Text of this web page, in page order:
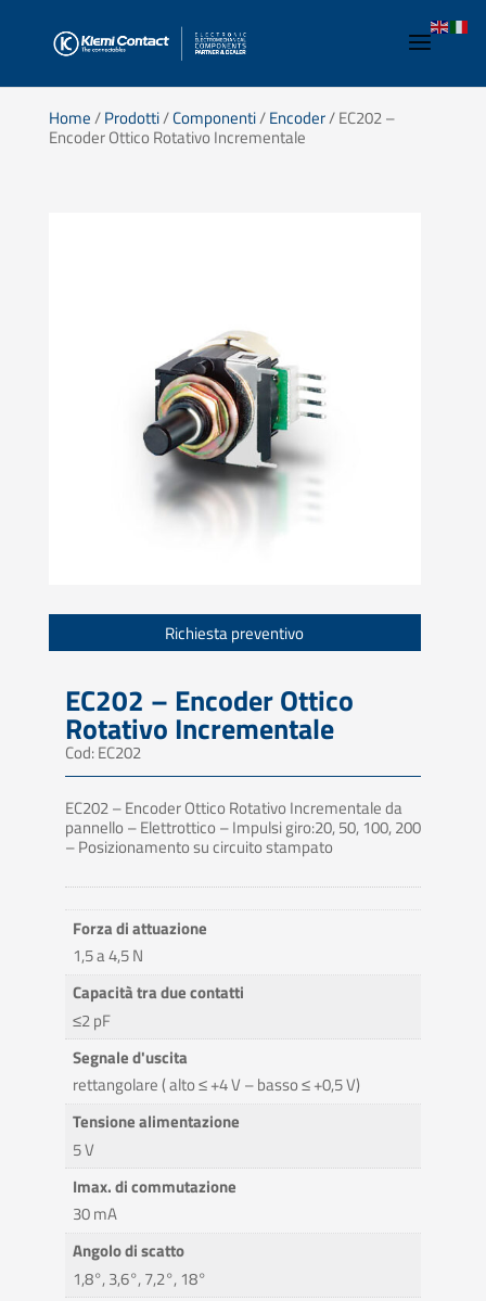
Home/Prodotti/Componenti/Encoder/ EC202 –
Encoder Ottico Rotativo Incrementale
Richiesta preventivo
EC202 – Encoder Ottico
Rotativo Incrementale
Cod: EC202
EC202 – Encoder Ottico Rotativo Incrementale da
pannello – Elettrottico – Impulsi giro:20, 50, 100, 200
– Posizionamento su circuito stampato
Forza di attuazione
1,5 a 4,5 N
Capacità tra due contatti
≤2 pF
Segnale d'uscita
rettangolare ( alto ≤ +4 V – basso ≤ +0,5 V)
Tensione alimentazione
5 V
Imax. di commutazione
30 mA
Angolo di scatto
1,8°, 3,6°, 7,2°, 18°